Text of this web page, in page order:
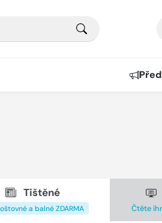
Tištěné
a balné ZDARMA Čtěte